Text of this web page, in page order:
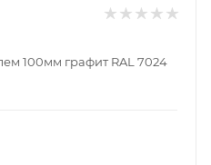
100мм графит RAL 7024